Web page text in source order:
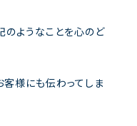
のようなことを心のど
客様にも伝わってしま